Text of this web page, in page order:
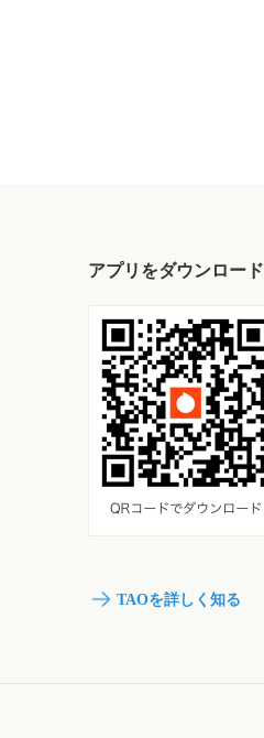
アプリをダウンロード
TAOを詳しく知る